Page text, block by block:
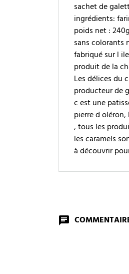
sachet de
ingrédients:
poids net :
sans colorants
fabriqué sur l
produit de la
Les délices du
producteur de
c est une
pierre d
, tous les
les caramels
à découvrir
chat